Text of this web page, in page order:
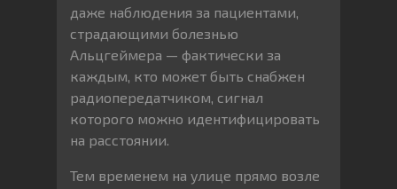
даже наблюдения за пациентами,
страдающими болезнью
Альцгеймера — фактически за
каждым, кто может быть снабжен
радиопередатчиком, сигнал
которого можно идентифицировать
на расстоянии.
Тем временем на улице прямо возле